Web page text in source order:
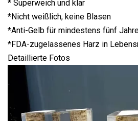
* Superweich und klar
*Nicht weißlich, keine Blasen
*Anti-Gelb für mindestens fünf
*FDA-zugelassenes Harz in
Detaillierte Fotos